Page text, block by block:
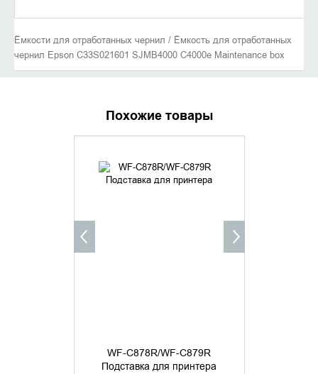
Ёмкости для отработанных чернил / Ёмкость для отработанных
чернил Epson C33S021601 SJMB4000 C4000e Maintenance box
Похожие товары
WF-C878R/WF-C879R
Подставка для принтера
УТОЧНИТЬ НАЛИЧИЕ